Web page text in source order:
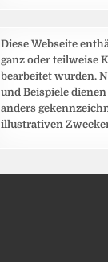
Diese Webseite
ganz oder teilweise
bearbeitet wurden.
und Beispiele
anders
illustrativen